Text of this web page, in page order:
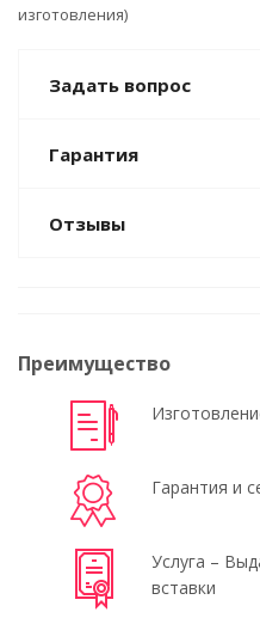
изготовления)
Задать вопрос
Гарантия
Отзывы
Преимущество
Гарантия и
Услуга –
вставки